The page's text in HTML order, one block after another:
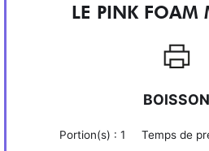
LE PINK FOAM
BOISSON
Portion(s) : 1 Temps de